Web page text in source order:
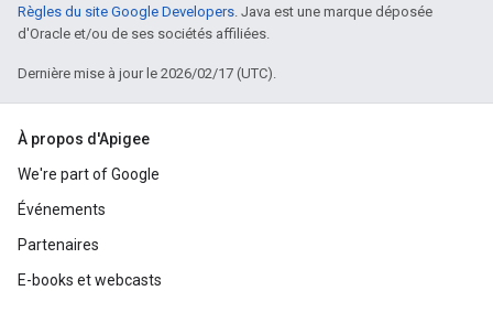
Règles du site Google Developers. Java est une marque déposée
d'Oracle et/ou de ses sociétés affiliées.
Dernière mise à jour le 2026/02/17 (UTC).
À propos d'Apigee
We're part of Google
Événements
Partenaires
E-books et webcasts